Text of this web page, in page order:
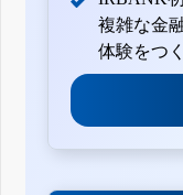
複雑な金
体験をつ